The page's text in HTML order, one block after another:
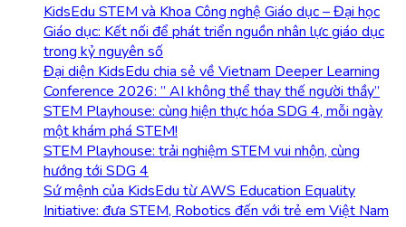
KidsEdu STEM và Khoa Công nghệ Giáo dục – Đại học
Giáo dục: Kết nối để phát triển nguồn nhân lực giáo dục
trong kỷ nguyên số
Đại diện KidsEdu chia sẻ về Vietnam Deeper Learning
Conference 2026: ” AI không thể thay thế người thầy”
STEM Playhouse: cùng hiện thực hóa SDG 4, mỗi ngày
một khám phá STEM!
STEM Playhouse: trải nghiệm STEM vui nhộn, cùng
hướng tới SDG 4
Sứ mệnh của KidsEdu từ AWS Education Equality
Initiative: đưa STEM, Robotics đến với trẻ em Việt Nam